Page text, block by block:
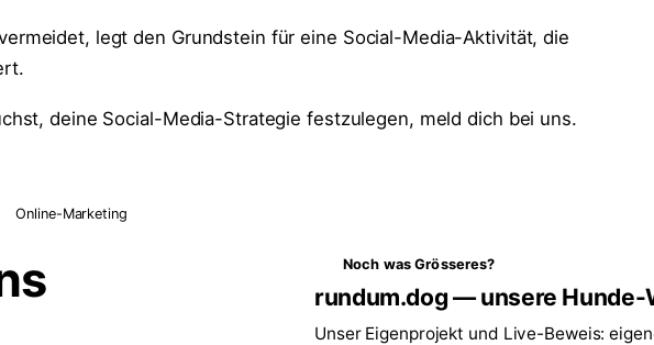
legt den Grundstein für eine Social-Media-Aktivität, die
deine Social-Media-Strategie festzulegen, meld dich bei uns.
Online-Marketing
Noch was Grösseres?
rundum.dog — unsere
Unser Eigenprojekt und Live-Beweis: